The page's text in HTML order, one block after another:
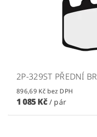
2P-329ST PŘEDNÍ
896,69 Kč bez DPH
1 085 Kč / pár